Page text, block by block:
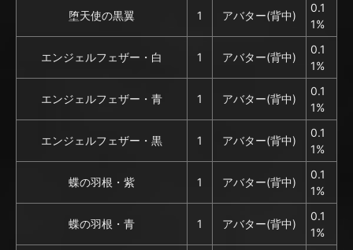
堕天使の黒翼 1 アバター(背中)
0.1
1%
エンジェルフェザー・白 1 アバター(背中)
0.1
1%
エンジェルフェザー・青 1 アバター(背中)
0.1
1%
エンジェルフェザー・黒 1 アバター(背中)
0.1
1%
蝶の羽根・紫 1 アバター(背中)
0.1
1%
蝶の羽根・青 1 アバター(背中)
0.1
1%